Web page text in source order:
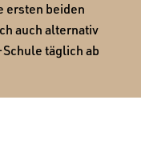
ersten beiden
auch alternativ
täglich ab